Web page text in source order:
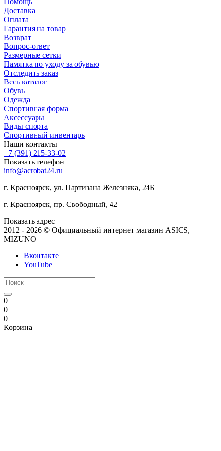
Помощь
Доставка
Оплата
Гарантия на товар
Возврат
Вопрос-ответ
Размерные сетки
Памятка по уходу за обувью
Отследить заказ
Весь каталог
Обувь
Одежда
Спортивная форма
Аксессуары
Виды спорта
Спортивный инвентарь
Наши контакты
+7 (391) 215-33-02
Показать телефон
info@acrobat24.ru
г. Красноярск, ул. Партизана Железняка, 24Б
г. Красноярск, пр. Свободный, 42
Показать адрес
2012 - 2026 © Официальный интернет магазин ASICS,
MIZUNO
Вконтакте
YouTube
0
0
0
Корзина